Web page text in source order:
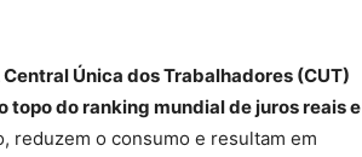
Central Única dos Trabalhadores (CUT)
topo do ranking mundial de juros reais e
reduzem o consumo e resultam em